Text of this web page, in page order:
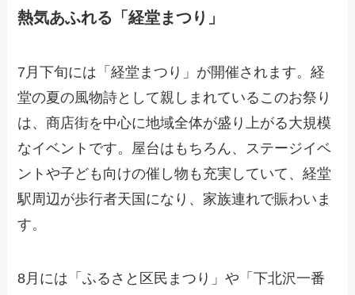
熱気あふれる「経堂まつり」
7月下旬には「経堂まつり」が開催されます。経
堂の夏の風物詩として親しまれているこのお祭り
は、商店街を中心に地域全体が盛り上がる大規模
なイベントです。屋台はもちろん、ステージイベ
ントや子ども向けの催し物も充実していて、経堂
駅周辺が歩行者天国になり、家族連れで賑わいま
す。
8月には「ふるさと区民まつり」や「下北沢一番